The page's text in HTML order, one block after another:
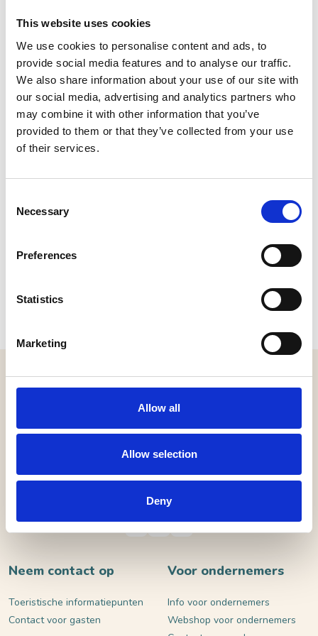
This website uses cookies
We use cookies to personalise content and ads, to
provide social media features and to analyse our traffic.
We also share information about your use of our site with
our social media, advertising and analytics partners who
may combine it with other information that you’ve
provided to them or that they’ve collected from your use
of their services.
Selection
Necessary
Preferences
Statistics
Marketing
Allow all
Allow selection
Deny
mensen in Kaatsheuvel lang om ze te gebruiken. Toen
ze dat uiteindelijk toch deden, ging het leerlooien en
schoenen maken veel sneller. Dat was op zich natuurlijk
heel fijn, maar de keerzijde van de medaille- de andere
kant van het verhaal - is dat veel mensen hierdoor hun
baan kwijtraakten. Veel kleine fabriekjes sloten en
andere fabrieken konden juist groter groeien en zich
specialiseren.
Neem contact op
Toeristische informatiepunten
Contact voor gasten
Voor ondernemers
Info voor ondernemers
Webshop voor ondernemers